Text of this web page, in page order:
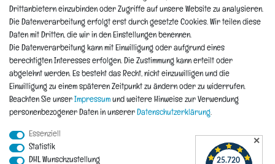
Reklamation
Informationen
Hinweis zur Entsorgung von Altbaterien
*Teil-Widerruf
Impressum Daten­schutz­erklärung Widerrufs­recht
Drittanbietern einzubinden oder Zugriffe auf unsere Website zu analysieren.
Die Datenverarbeitung erfolgt erst durch gesetzte Cookies. Wir teilen diese
Daten mit Dritten, die wir in den Einstellungen benennen.
Die Datenverarbeitung kann mit Einwilligung oder aufgrund eines
berechtigten Interesses erfolgen. Die Zustimmung kann erteilt oder
abgelehnt werden. Es besteht das Recht, nicht einzuwilligen und die
Einwilligung zu einem späteren Zeitpunkt zu ändern oder zu widerrufen.
Beachten Sie unser Impressum und weitere Hinweise zur Verwendung
personenbezogener Daten in unserer Daten­schutz­erklärung.
Essenziell
Statistik
DHL Wunschzustellung
✕